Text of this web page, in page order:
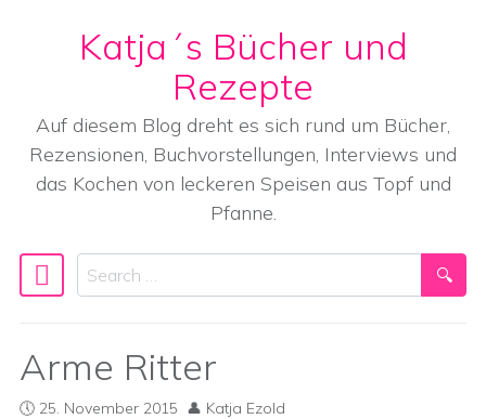
Skip to content
Katja´s Bücher und
Rezepte
Auf diesem Blog dreht es sich rund um Bücher,
Rezensionen, Buchvorstellungen, Interviews und
das Kochen von leckeren Speisen aus Topf und
Pfanne.
Main Navigation
Search
Arme Ritter
25. November 2015 Katja Ezold